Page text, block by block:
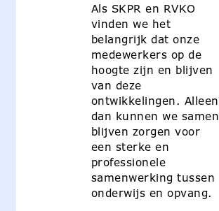
Als SKPR en RVKO
vinden we het
belangrijk dat onze
medewerkers op de
hoogte zijn en blijven
van deze
ontwikkelingen. Alleen
dan kunnen we samen
blijven zorgen voor
een sterke en
professionele
samenwerking tussen
onderwijs en opvang.